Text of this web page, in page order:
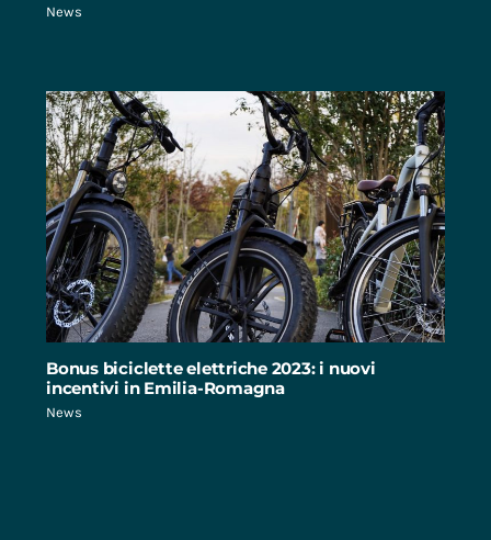
News
Bonus biciclette elettriche 2023: i nuovi
incentivi in Emilia-Romagna
News